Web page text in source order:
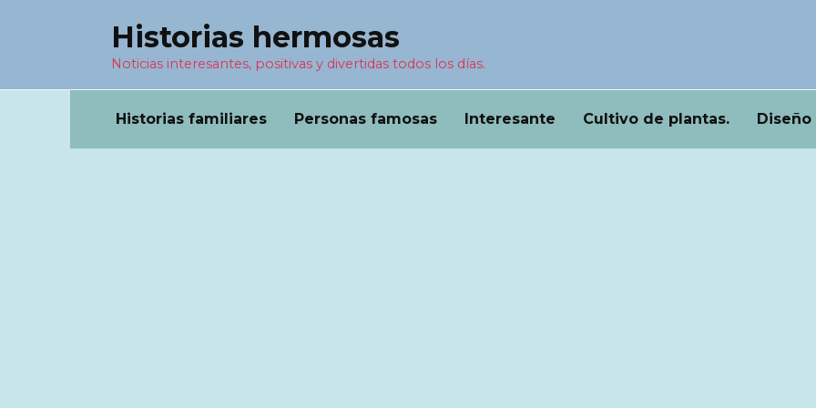
Historias hermosas
Noticias interesantes, positivas y divertidas todos los días.
Historias familiares Personas famosas Interesante Cultivo de plantas. Diseño